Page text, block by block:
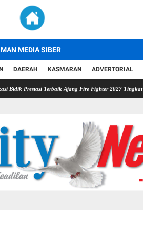
MEDIA SIBER
DAERAH KASMARAN ADVERTORIAL
Terbaik Ajang Fire Fighter 2027 Tingkat Jawa Barat